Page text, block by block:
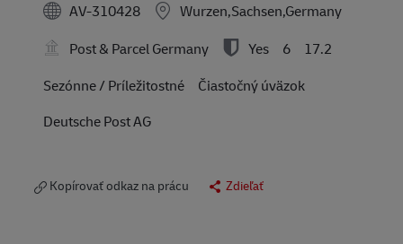
AV-310428
Wurzen,Sachsen,Germany
Post & Parcel Germany
Yes 6
17.2
Sezónne / Príležitostné
Čiastočný úväzok
Deutsche Post AG
Kopírovať odkaz na prácu Zdieľať